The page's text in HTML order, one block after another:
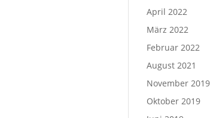
April 2022
März 2022
Februar 2022
August 2021
November 2019
Oktober 2019